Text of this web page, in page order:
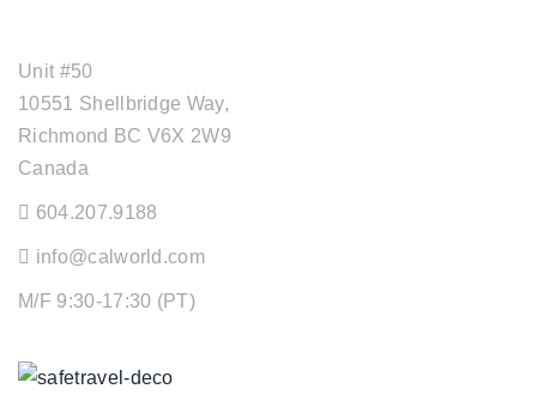
Unit #50
10551 Shellbridge Way,
Richmond BC V6X 2W9
Canada
604.207.9188
info@calworld.com
M/F 9:30-17:30 (PT)